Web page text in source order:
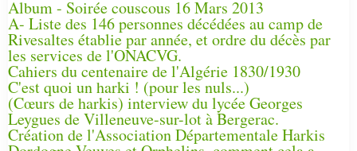
Album - Soirée couscous 16 Mars 2013
A- Liste des 146 personnes décédées au camp de
Rivesaltes établie par année, et ordre du décès par
les services de l'ONACVG.
Cahiers du centenaire de l'Algérie 1830/1930
C'est quoi un harki ! (pour les nuls...)
(Cœurs de harkis) interview du lycée Georges
Leygues de Villeneuve-sur-lot à Bergerac.
Création de l'Association Départementale Harkis